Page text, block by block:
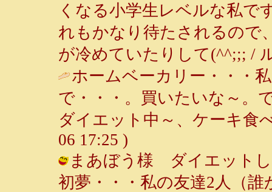
くなる小学生レベルな私で
れもかなり待たされるので
が冷めていたりして(^^;;; /
ホームベーカリー・・・
で・・・。買いたいな～。
ダイエット中～、ケーキ食
06 17:25 )
まあぼう様 ダイエット
初夢・・・私の友達2人（